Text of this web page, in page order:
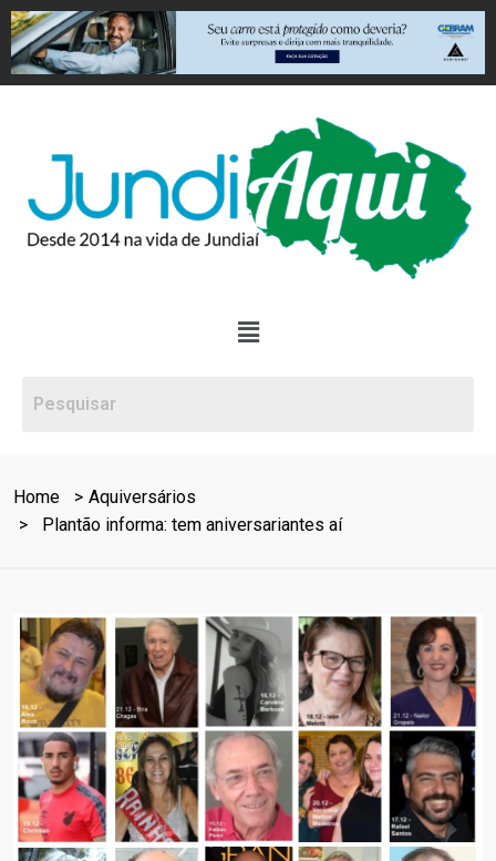
Home
Aquiversários
Plantão informa: tem aniversariantes aí